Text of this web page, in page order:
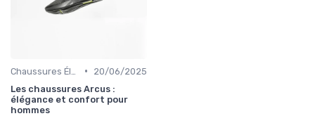
•
20/06/2025
Les chaussures Arcus :
élégance et confort pour
hommes